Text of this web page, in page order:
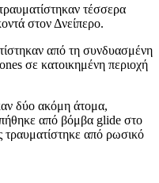
τέσσερα
στον Δνείπερο.
από τη συνδυασμένη
σε κατοικημένη περιοχή
δύο ακόμη άτομα,
από βόμβα glide στο
τραυματίστηκε από ρωσικό